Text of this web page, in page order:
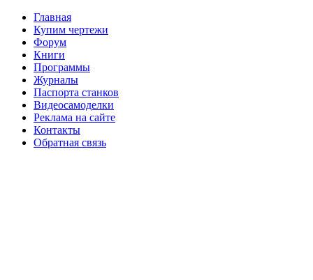
Главная
Купим чертежи
Форум
Книги
Программы
Журналы
Паспорта станков
Видеосамоделки
Реклама на сайте
Контакты
Обратная связь